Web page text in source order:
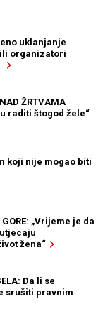
uklanjanje
organizatori
ŽRTVAMA
raditi štogod žele“
koji nije mogao biti
GORE: „Vrijeme je da
žena“
Da li se
srušiti pravnim